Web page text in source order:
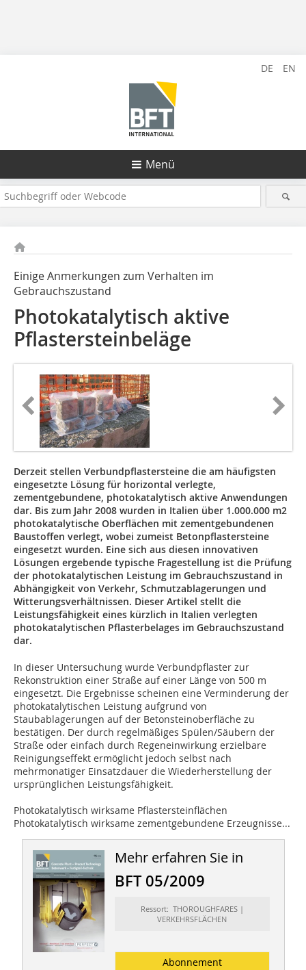
DE EN
Menü
Einige Anmerkungen zum Verhalten im
Gebrauchszustand
Photokatalytisch aktive
Pflastersteinbeläge
Derzeit stellen Verbundpflastersteine die am häufigsten
eingesetzte Lösung für horizontal verlegte,
zementgebundene, photokatalytisch aktive Anwendungen
dar. Bis zum Jahr 2008 wurden in Italien über 1.000.000 m2
photokatalytische Oberflächen mit zementgebundenen
Baustoffen verlegt, wobei zumeist Betonpflastersteine
eingesetzt wurden. Eine sich aus diesen innovativen
Lösungen ergebende typische Fragestellung ist die Prüfung
der photokatalytischen Leistung im Gebrauchszustand in
Abhängigkeit von Verkehr, Schmutzablagerungen und
Witterungsverhältnissen. Dieser Artikel stellt die
Leistungsfähigkeit eines kürzlich in Italien verlegten
photokatalytischen Pflasterbelages im Gebrauchszustand
dar.
In dieser Untersuchung wurde Verbundpflaster zur
Rekonstruktion einer Straße auf einer Länge von 500 m
eingesetzt. Die Ergebnisse scheinen eine Verminderung der
photokatalytischen Leistung aufgrund von
Staubablagerungen auf der Betonsteinoberfläche zu
bestätigen. Der durch regelmäßiges Spülen/Säubern der
Straße oder einfach durch Regeneinwirkung erzielbare
Reinigungseffekt ermöglicht jedoch selbst nach
mehrmonatiger Einsatzdauer die Wiederherstellung der
ursprünglichen Leistungsfähigkeit.
Photokatalytisch wirksame Pflastersteinflächen
Photokatalytisch wirksame zementgebundene Erzeugnisse...
Mehr erfahren Sie in
BFT 05/2009
Ressort: THOROUGHFARES |
VERKEHRSFLÄCHEN
Abonnement